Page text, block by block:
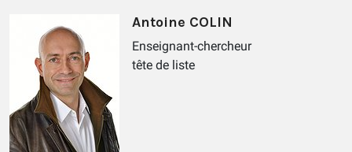
Antoine COLIN
Enseignant-chercheur
tête de liste